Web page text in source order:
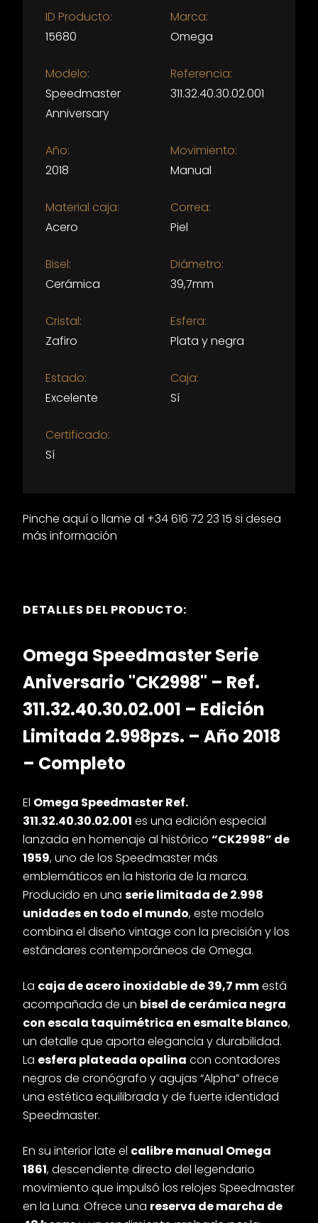
ID Producto:
15680
Marca:
Omega
Modelo:
Speedmaster
Anniversary
Referencia:
311.32.40.30.02.001
Año:
2018
Movimiento:
Manual
Material caja:
Acero
Correa:
Piel
Bisel:
Cerámica
Diámetro:
39,7mm
Cristal:
Zafiro
Esfera:
Plata y negra
Estado:
Excelente
Caja:
Sí
Certificado:
Sí
Pinche aquí o llame al +34 616 72 23 15 si desea
más información
DETALLES DEL PRODUCTO:
Omega Speedmaster Serie
Aniversario "CK2998" – Ref.
311.32.40.30.02.001 – Edición
Limitada 2.998pzs. – Año 2018
– Completo
El Omega Speedmaster Ref.
311.32.40.30.02.001 es una edición especial
lanzada en homenaje al histórico “CK2998” de
1959, uno de los Speedmaster más
emblemáticos en la historia de la marca.
Producido en una serie limitada de 2.998
unidades en todo el mundo, este modelo
combina el diseño vintage con la precisión y los
estándares contemporáneos de Omega.
La caja de acero inoxidable de 39,7 mmestá
acompañada de un bisel de cerámica negra
con escala taquimétrica en esmalte blanco,
un detalle que aporta elegancia y durabilidad.
La esfera plateada opalina con contadores
negros de cronógrafo y agujas “Alpha” ofrece
una estética equilibrada y de fuerte identidad
Speedmaster.
En su interior late el calibre manual Omega
1861, descendiente directo del legendario
movimiento que impulsó los relojes Speedmaster
en la Luna. Ofrece una reserva de marcha de